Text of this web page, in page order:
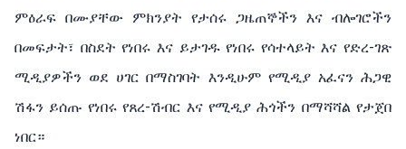
ምዕራፍ በሙያቸው ምክንያት የታሰሩ ጋዜጠኞችን እና ብሎገሮችን
በመፍታት፣ በስደት የነበሩ እና ይታገዱ የነበሩ የሳተላይት እና የድረ-ገጽ
ሚዲያዎችን ወደ ሀገር በማስገባት እንዲሁም የሚዲያ አፈናን ሕጋዊ
ሽፋን ይሰጡ የነበሩ የጸረ-ሽብር እና የሚዲያ ሕጎችን በማሻሻል የታጀበ
ነበር።